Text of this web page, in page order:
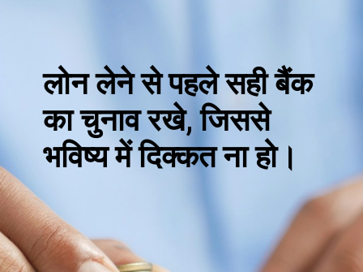
लोन लेने से पहले सही बैंक
का चुनाव रखे, जिससे
भविष्य में दिक्कत ना हो।